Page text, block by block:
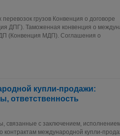
грузов Конвенция о договоре
ДПГ). Таможенная конвенция о
(Конвенция МДП). Соглашения о
купли-продажи:
ответственность
связанные с заключением,
контрактам международной купли-